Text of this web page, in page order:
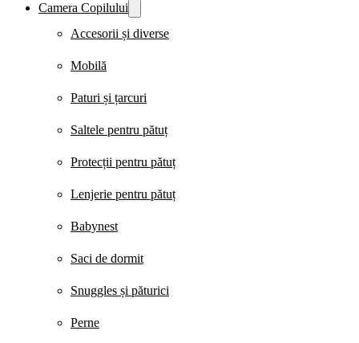
Camera Copilului
Accesorii și diverse
Mobilă
Paturi și țarcuri
Saltele pentru pătuț
Protecții pentru pătuț
Lenjerie pentru pătuț
Babynest
Saci de dormit
Snuggles și păturici
Perne